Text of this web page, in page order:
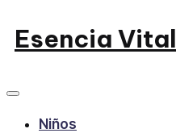
Saltar
al
Esencia Vital
Niños